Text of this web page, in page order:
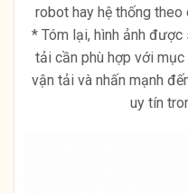
robot hay hệ thống theo
* Tóm lại, hình ảnh
tải cần phù hợp với
vận tải và nhấn mạnh
uy tín